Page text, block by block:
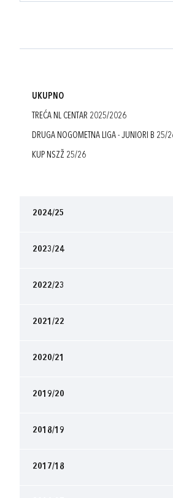
UKUPNO
TREĆA NL CENTAR 2025/2026
DRUGA NOGOMETNA LIGA - JUNIORI B 25/
KUP NSZŽ 25/26
2024/25
2023/24
2022/23
2021/22
2020/21
2019/20
2018/19
2017/18